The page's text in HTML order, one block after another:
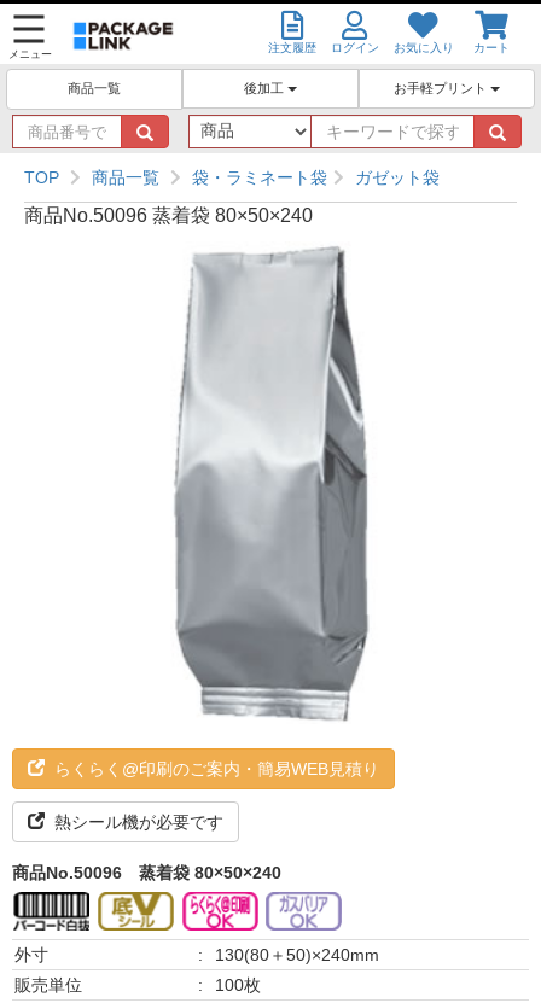
メニュー 注文履歴 ログイン お気に入り カート
商品一覧 後加工 お手軽プリント
商
品
番
号
で
キ
ー
ワ
ー
TOP 商品一覧 袋・ラミネート袋 ガゼット袋
商品No.50096 蒸着袋 80×50×240
らくらく@印刷のご案内・簡易WEB見積り
熱シール機が必要です
商品No.50096 蒸着袋 80×50×240
外寸 :
130(80＋50)×240mm
販売単位
:
100枚